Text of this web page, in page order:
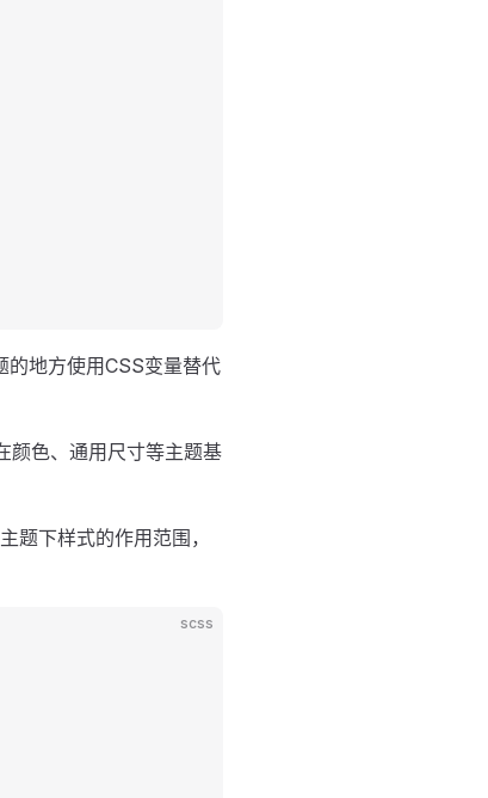
的地方使用CSS变量替代
颜色、通用尺寸等主题基
题下样式的作用范围，
scss